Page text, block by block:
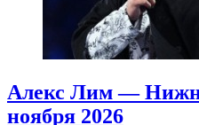
Алекс Лим —
ноября 2026